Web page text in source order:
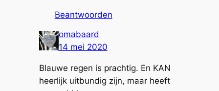
Beantwoorden
omabaard
14 mei 2020
Blauwe regen is prachtig. En KAN
heerlijk uitbundig zijn, maar heeft